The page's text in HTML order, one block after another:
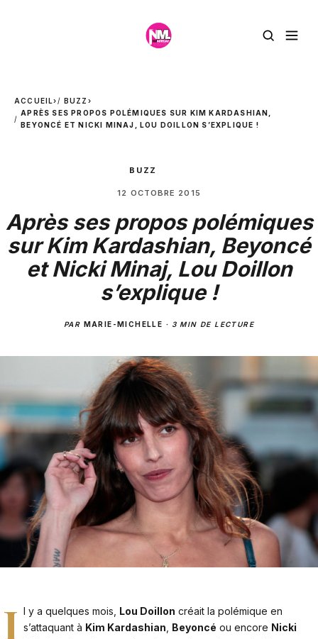
ACCUEIL› BUZZ ›
APRÈS SES PROPOS POLÉMIQUES SUR KIM KARDASHIAN,
BEYONCÉ ET NICKI MINAJ, LOU DOILLON S’EXPLIQUE !
BUZZ
12 OCTOBRE 2015
Après ses propos polémiques
sur Kim Kardashian, Beyoncé
et Nicki Minaj, Lou Doillon
s’explique !
PAR MARIE-MICHELLE · 3 MIN DE LECTURE
I l y a quelques mois, Lou Doillon créait la polémique en
s’attaquant à Kim Kardashian, Beyoncé ou encore Nicki